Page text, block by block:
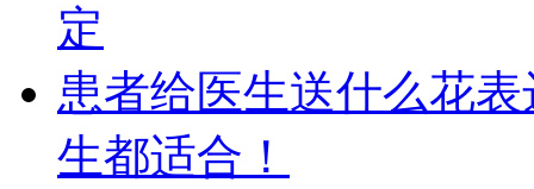
定
患者给医生送什么花
生都适合！